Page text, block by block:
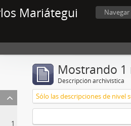
Mariátegui Navegar
1
Mostrando 1
Descripción archivística
Sólo las descripciones de nivel